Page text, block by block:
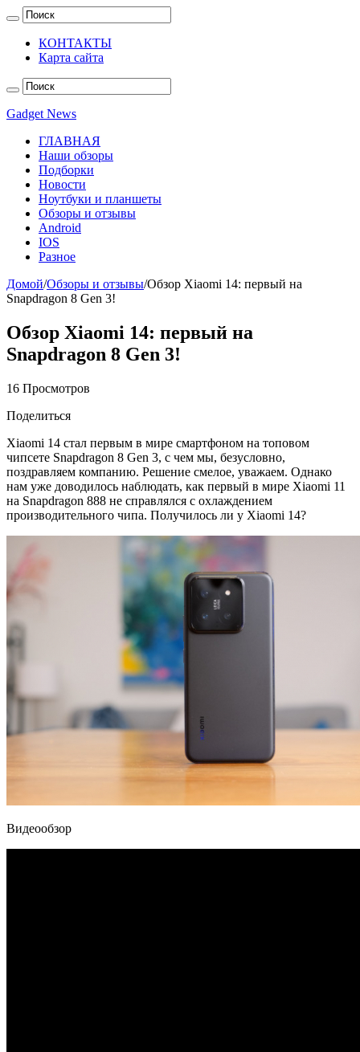
КОНТАКТЫ
Карта сайта
Gadget News
ГЛАВНАЯ
Наши обзоры
Подборки
Новости
Ноутбуки и планшеты
Обзоры и отзывы
Android
IOS
Разное
Домой/Обзоры и отзывы/Обзор Xiaomi 14: первый на
Snapdragon 8 Gen 3!
Обзор Xiaomi 14: первый на
Snapdragon 8 Gen 3!
16 Просмотров
Поделиться
Xiaomi 14 стал первым в мире смартфоном на топовом
чипсете Snapdragon 8 Gen 3, с чем мы, безусловно,
поздравляем компанию. Решение смелое, уважаем. Однако
нам уже доводилось наблюдать, как первый в мире Xiaomi 11
на Snapdragon 888 не справлялся с охлаждением
производительного чипа. Получилось ли у Xiaomi 14?
Видеообзор